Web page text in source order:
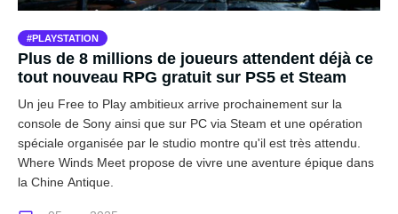
PLAYSTATION
Plus de 8 millions de joueurs attendent déjà ce
tout nouveau RPG gratuit sur PS5 et Steam
Un jeu Free to Play ambitieux arrive prochainement sur la
console de Sony ainsi que sur PC via Steam et une opération
spéciale organisée par le studio montre qu'il est très attendu.
Where Winds Meet propose de vivre une aventure épique dans
la Chine Antique.